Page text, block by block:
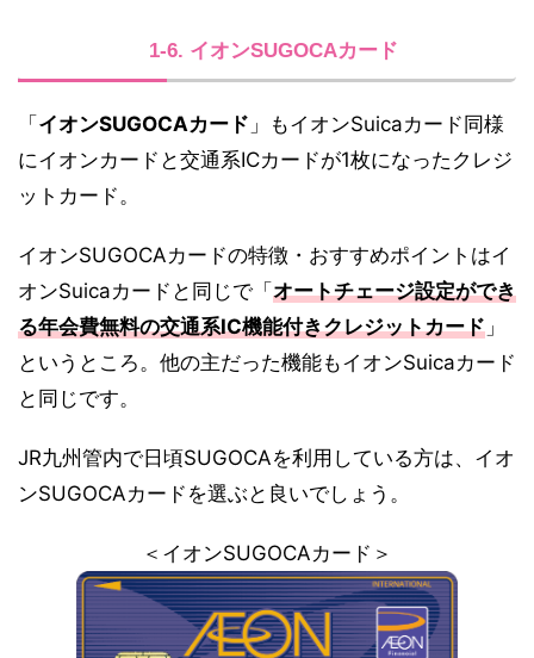
1-6. イオンSUGOCAカード
「 イオンSUGOCAカード 」もイオンSuicaカード同様
にイオンカードと交通系ICカードが1枚になったクレジ
ットカード。
イオンSUGOCAカードの特徴・おすすめポイントはイ
オンSuicaカードと同じで「 オートチェージ設定ができ
る年会費無料の交通系IC機能付きクレジットカード 」
というところ。他の主だった機能もイオンSuicaカード
と同じです。
JR九州管内で日頃SUGOCAを利用している方は、イオ
ンSUGOCAカードを選ぶと良いでしょう。
＜イオンSUGOCAカード＞